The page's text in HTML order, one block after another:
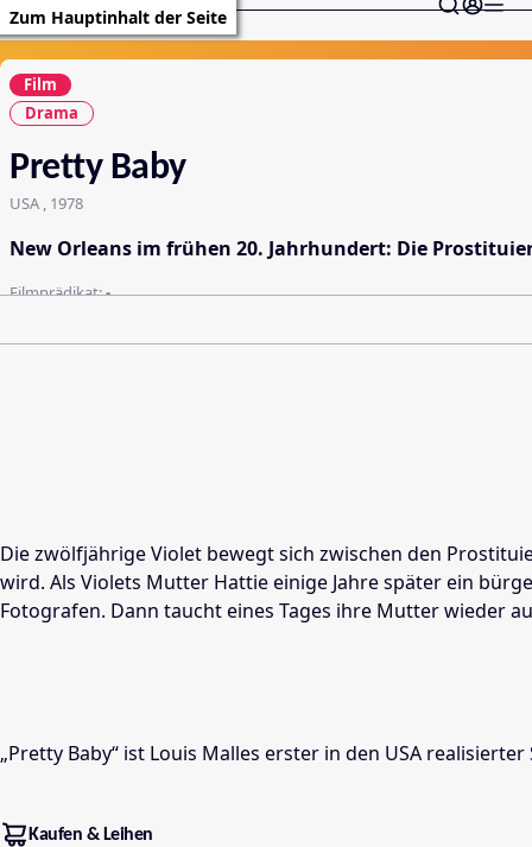
Zum Hauptinhalt der Seite
Film
Drama
Pretty Baby
USA , 1978
New Orleans im frühen 20. Jahrhundert: Die
Filmprädikat:-
Die zwölfjährige Violet bewegt sich zwischen den
wird. Als Violets Mutter Hattie einige Jahre später ein
Fotografen. Dann taucht eines Tages ihre Mutter wieder
„Pretty Baby“ ist Louis Malles erster in den USA
Kaufen & Leihen